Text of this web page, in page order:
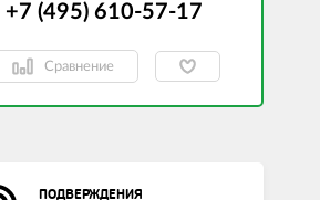
+7 (495) 610-57-17
Сравнение
ПОДВЕРЖДЕНИЯ